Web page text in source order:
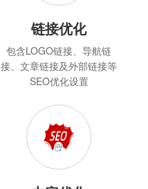
链接优化
包含LOGO链接、导航链
接、文章链接及外部链接等
SEO优化设置